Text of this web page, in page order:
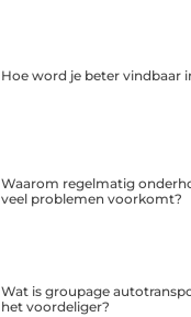
Hoe word je beter vindbaar
Waarom regelmatig
veel problemen voorkomt?
Wat is groupage
het voordeliger?